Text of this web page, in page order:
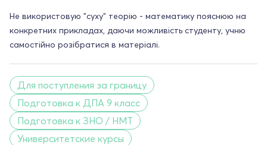
Не використовую "суху" теорію - математику пояснюю на
конкретних прикладах, даючи можливість студенту, учню
самостійно розібратися в матеріалі.
Для поступления за границу
Подготовка к ДПА 9 класс
Подготовка к ЗНО / НМТ
Университетские курсы